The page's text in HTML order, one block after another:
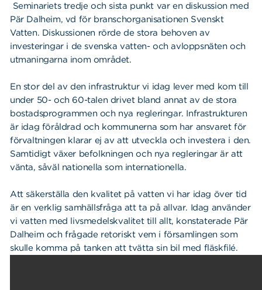
Seminariets tredje och sista punkt var en diskussion med
Pär Dalheim, vd för branschorganisationen Svenskt
Vatten. Diskussionen rörde de stora behoven av
investeringar i de svenska vatten- och avloppsnäten och
utmaningarna inom området.
En stor del av den infrastruktur vi idag lever med kom till
under 50- och 60-talen drivet bland annat av de stora
bostadsprogrammen och nya regleringar. Infrastrukturen
är idag föråldrad och kommunerna som har ansvaret för
förvaltningen klarar ej av att utveckla och investera i den.
Samtidigt växer befolkningen och nya regleringar är att
vänta, såväl nationella som internationella.
Att säkerställa den kvalitet på vatten vi har idag över tid
är en verklig samhällsfråga att ta på allvar. Idag använder
vi vatten med livsmedelskvalitet till allt, konstaterade Pär
Dalheim och frågade retoriskt vem i församlingen som
skulle komma på tanken att tvätta sin bil med fläskfilé.